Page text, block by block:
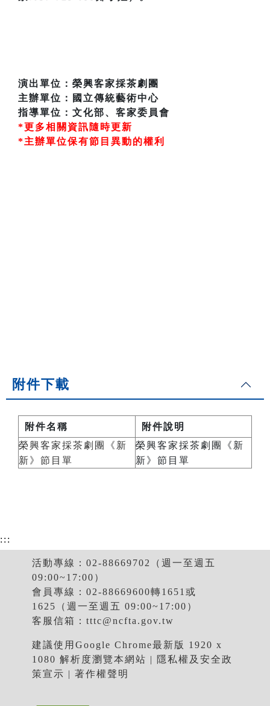
演出單位：榮興客家採茶劇團
主辦單位：國立傳統藝術中心
指導單位：文化部、客家委員會
*更多相關資訊隨時更新
*主辦單位保有節目異動的權利
附件下載
附件名稱
附件說明
榮興客家採茶劇團《新
新》節目單
榮興客家採茶劇團《新
新》節目單
:::
活動專線：02-88669702（週一至週五
09:00~17:00）
會員專線：02-88669600轉1651或
1625（週一至週五 09:00~17:00）
客服信箱： tttc@ncfta.gov.tw
建議使用Google Chrome最新版 1920 x
1080 解析度瀏覽本網站 |
隱私權及安全政
策宣示 | 著作權聲明